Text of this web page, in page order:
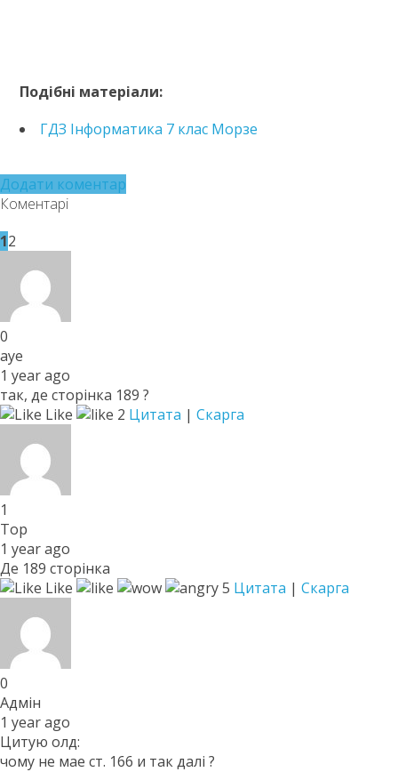
2024&pageLayout=singlePage&u=kreidaros
Подібні матеріали:
ГДЗ Інформатика 7 клас Морзе
Додати коментар
Коментарі
12
0
ауе
1 year ago
так, де сторінка 189 ?
Like
2 Цитата | Скарга
1
Тор
1 year ago
Де 189 сторінка
Like
5 Цитата | Скарга
0
Адмін
1 year ago
Цитую олд:
чому не мае ст. 166 и так далi ?